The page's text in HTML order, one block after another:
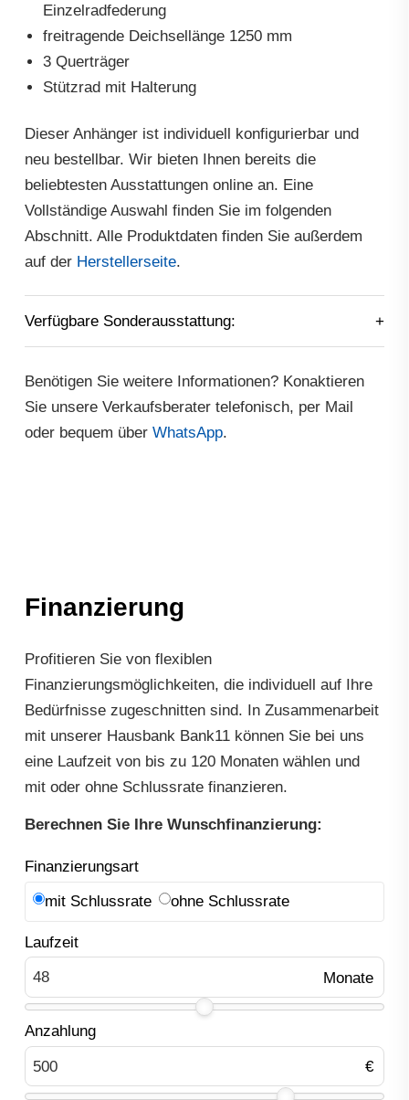
Einzelradfederung
freitragende Deichsellänge 1250 mm
3 Querträger
Stützrad mit Halterung
Dieser Anhänger ist individuell konfigurierbar und
neu bestellbar. Wir bieten Ihnen bereits die
beliebtesten Ausstattungen online an. Eine
Vollständige Auswahl finden Sie im folgenden
Abschnitt. Alle Produktdaten finden Sie außerdem
auf der Herstellerseite.
Verfügbare Sonderausstattung:
Benötigen Sie weitere Informationen? Konaktieren
Sie unsere Verkaufsberater telefonisch, per Mail
oder bequem über WhatsApp.
Finanzierung
Profitieren Sie von flexiblen
Finanzierungsmöglichkeiten, die individuell auf Ihre
Bedürfnisse zugeschnitten sind. In Zusammenarbeit
mit unserer Hausbank Bank11 können Sie bei uns
eine Laufzeit von bis zu 120 Monaten wählen und
mit oder ohne Schlussrate finanzieren.
Berechnen Sie Ihre Wunschfinanzierung:
Finanzierungsart
mit Schlussrate ohne Schlussrate
Laufzeit
Anzahlung